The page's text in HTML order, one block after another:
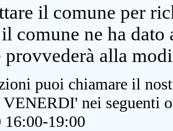
il comune per
comune ne ha
provvederà alla
puoi chiamare il
nei seguenti
16:00-19:00